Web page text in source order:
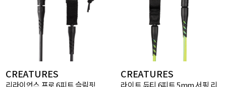
CREATURES
리라이언스 프로 6피트 슬림핏
CREATURES
라이트 듀티 6피트 5mm 서핑 리